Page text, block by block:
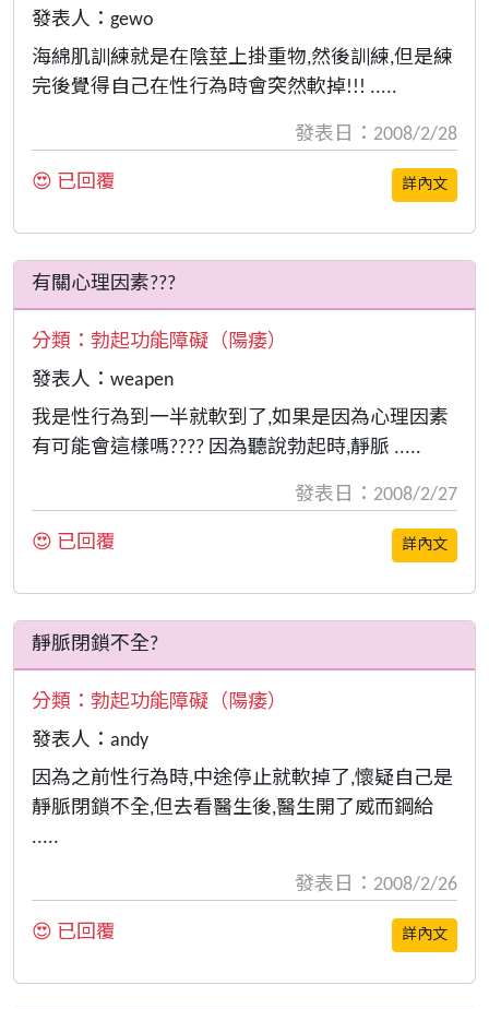
發表人：gewo
海綿肌訓練就是在陰莖上掛重物,然後訓練,但是練
完後覺得自己在性行為時會突然軟掉!!! .....
發表日：2008/2/28
😍 已回覆 詳內文
有關心理因素???
分類： 勃起功能障礙（陽痿）
發表人：weapen
我是性行為到一半就軟到了,如果是因為心理因素
有可能會這樣嗎???? 因為聽說勃起時,靜脈 .....
發表日：2008/2/27
😍 已回覆 詳內文
靜脈閉鎖不全?
分類： 勃起功能障礙（陽痿）
發表人：andy
因為之前性行為時,中途停止就軟掉了,懷疑自己是
靜脈閉鎖不全,但去看醫生後,醫生開了威而鋼給
.....
發表日：2008/2/26
😍 已回覆 詳內文